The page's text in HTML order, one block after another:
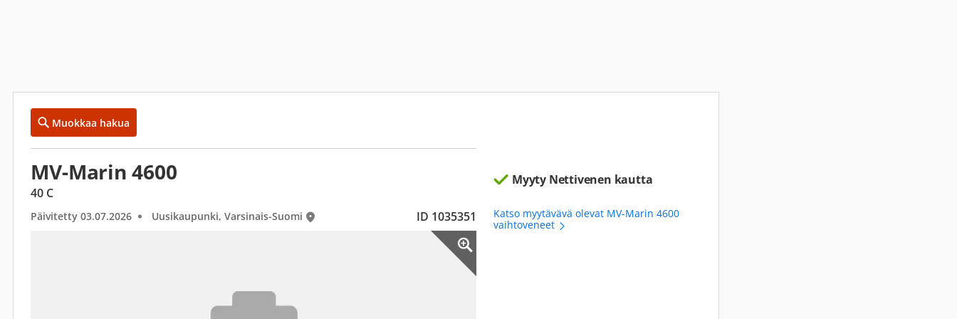
Muokkaa hakua
MV-Marin 4600
40 C
Päivitetty 03.07.2026 Uusikaupunki, Varsinais-Suomi ID 1035351
Myyty Nettivenen kautta
Katso myytävävä olevat MV-Marin 4600
vaihtoveneet